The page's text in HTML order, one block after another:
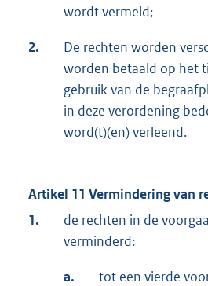
wordt vermeld;
2.
De rechten worden
worden betaald op het
gebruik van de
in deze verordening
word(t)(en) verleend.
Artikel 11 Vermindering van
1.
de rechten in de
verminderd:
a.
tot een vierde